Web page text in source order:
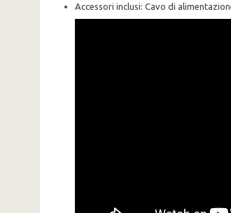
Accessori inclusi: Cavo di